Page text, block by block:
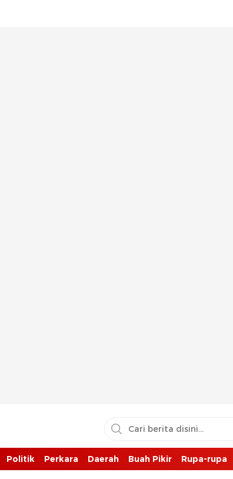
Politik Perkara Daerah Buah Pikir Rupa-rupa